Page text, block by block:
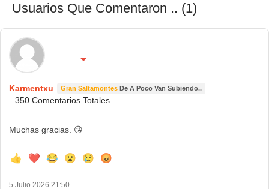
Usuarios Que Comentaron .. (1)
Karmentxu Gran Saltamontes De A Poco Van Subiendo..
350 Comentarios Totales
Muchas gracias. 😘
👍 ❤️ 😂 😮 😢 😡
5 Julio 2026 21:50